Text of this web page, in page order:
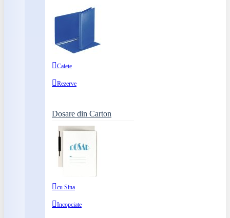
Caiete
Rezerve
Dosare din Carton
cu Sina
Incopciate